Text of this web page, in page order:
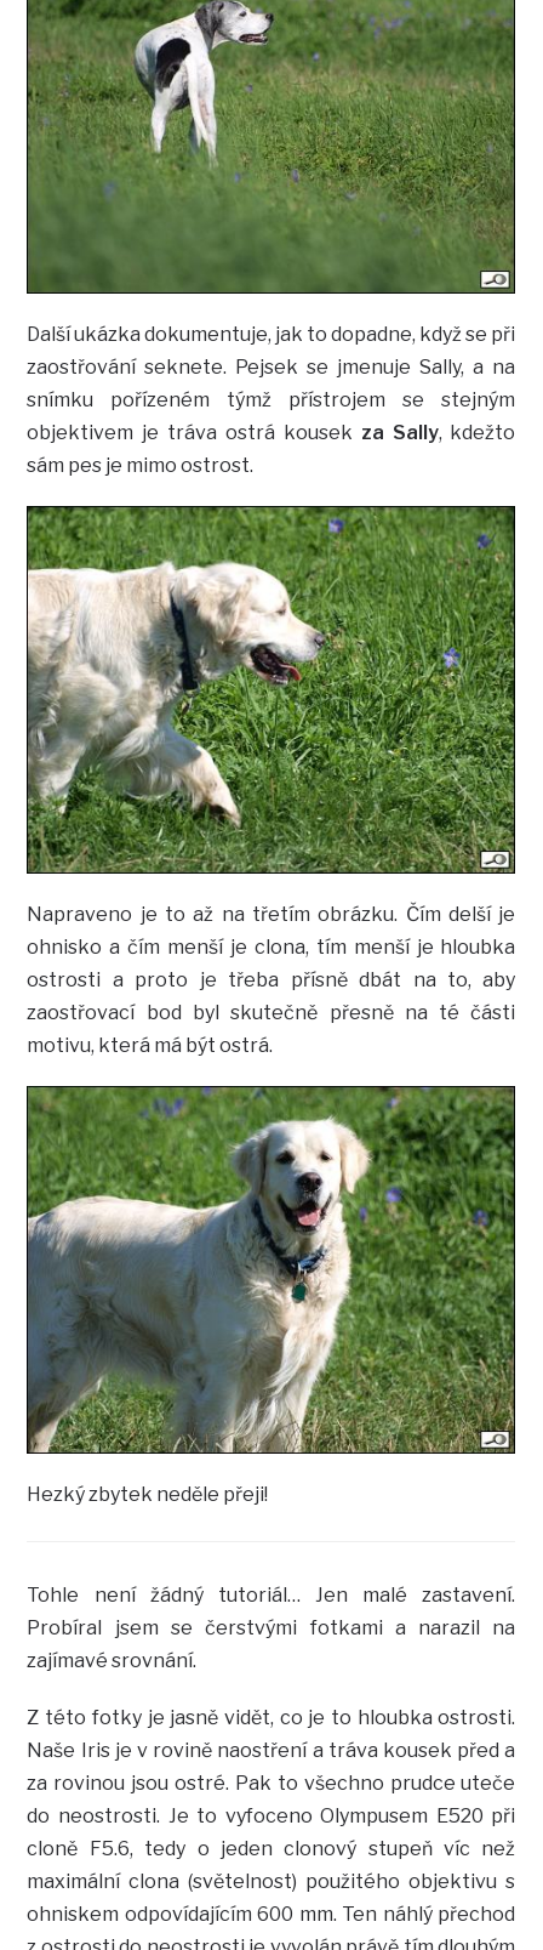
Další ukázka dokumentuje, jak to dopadne, když se při
zaostřování seknete. Pejsek se jmenuje Sally, a na
snímku pořízeném týmž přístrojem se stejným
objektivem je tráva ostrá kousek za Sally, kdežto
sám pes je mimo ostrost.
Napraveno je to až na třetím obrázku. Čím delší je
ohnisko a čím menší je clona, tím menší je hloubka
ostrosti a proto je třeba přísně dbát na to, aby
zaostřovací bod byl skutečně přesně na té části
motivu, která má být ostrá.
Hezký zbytek neděle přeji!
Tohle není žádný tutoriál… Jen malé zastavení.
Probíral jsem se čerstvými fotkami a narazil na
zajímavé srovnání.
Z této fotky je jasně vidět, co je to hloubka ostrosti.
Naše Iris je v rovině naostření a tráva kousek před a
za rovinou jsou ostré. Pak to všechno prudce uteče
do neostrosti. Je to vyfoceno Olympusem E520 při
cloně F5.6, tedy o jeden clonový stupeň víc než
maximální clona (světelnost) použitého objektivu s
ohniskem odpovídajícím 600 mm. Ten náhlý přechod